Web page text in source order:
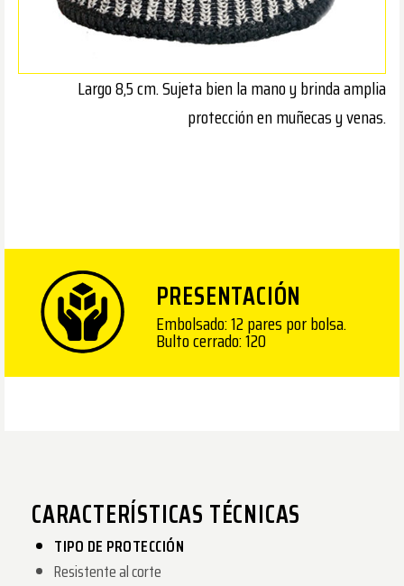
Largo 8,5 cm. Sujeta bien la mano y brinda amplia
protección en muñecas y venas.
PRESENTACIÓN
Embolsado: 12 pares por bolsa.
Bulto cerrado: 120
CARACTERÍSTICAS TÉCNICAS
TIPO DE PROTECCIÓN
Resistente al corte